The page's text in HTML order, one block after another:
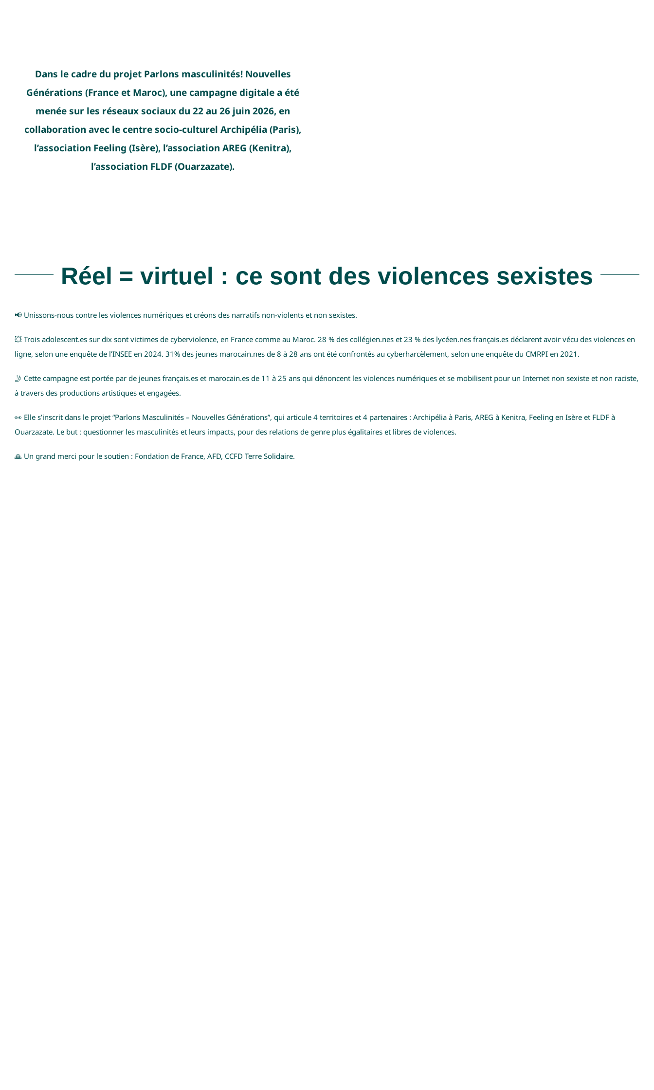
Dans le cadre du projet Parlons masculinités! Nouvelles
Générations (France et Maroc), une campagne digitale a été
menée sur les réseaux sociaux du 22 au 26 juin 2026, en
collaboration avec le centre socio-culturel Archipélia (Paris),
l’association Feeling (Isère), l’association AREG (Kenitra),
l’association FLDF (Ouarzazate).
Réel = virtuel : ce sont des violences sexistes
📢 Unissons-nous contre les violences numériques et créons des narratifs non-violents et non sexistes.
💥 Trois adolescent.es sur dix sont victimes de cyberviolence, en France comme au Maroc. 28 % des collégien.nes et 23 % des lycéen.nes français.es déclarent avoir vécu des violences en
ligne, selon une enquête de l’INSEE en 2024. 31% des jeunes marocain.nes de 8 à 28 ans ont été confrontés au cyberharcèlement, selon une enquête du CMRPI en 2021.
🤳 Cette campagne est portée par de jeunes français.es et marocain.es de 11 à 25 ans qui dénoncent les violences numériques et se mobilisent pour un Internet non sexiste et non raciste,
à travers des productions artistiques et engagées.
👀 Elle s’inscrit dans le projet “Parlons Masculinités – Nouvelles Générations”, qui articule 4 territoires et 4 partenaires : Archipélia à Paris, AREG à Kenitra, Feeling en Isère et FLDF à
Ouarzazate. Le but : questionner les masculinités et leurs impacts, pour des relations de genre plus égalitaires et libres de violences.
🙏 Un grand merci pour le soutien : Fondation de France, AFD, CCFD Terre Solidaire.